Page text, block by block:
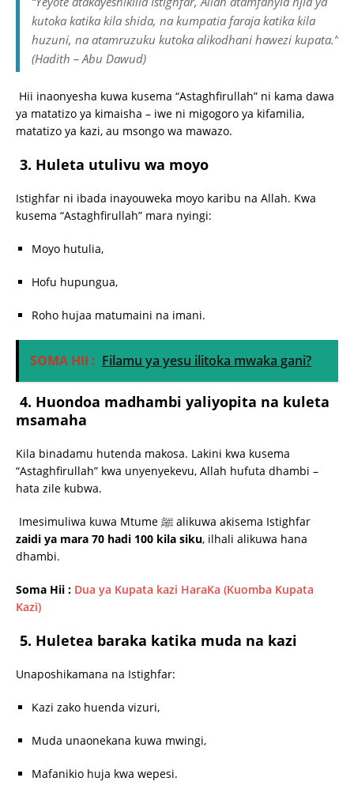
kutoka katika kila shida, na kumpatia faraja katika kila
huzuni, na atamruzuku kutoka alikodhani hawezi kupata.”
(Hadith – Abu Dawud)
Hii inaonyesha kuwa kusema “Astaghfirullah” ni kama dawa
ya matatizo ya kimaisha – iwe ni migogoro ya kifamilia,
matatizo ya kazi, au msongo wa mawazo.
3. Huleta utulivu wa moyo
Istighfar ni ibada inayouweka moyo karibu na Allah. Kwa
kusema “Astaghfirullah” mara nyingi:
Moyo hutulia,
Hofu hupungua,
Roho hujaa matumaini na imani.
SOMA HII : Filamu ya yesu ilitoka mwaka gani?
4. Huondoa madhambi yaliyopita na kuleta
msamaha
Kila binadamu hutenda makosa. Lakini kwa kusema
“Astaghfirullah” kwa unyenyekevu, Allah hufuta dhambi –
hata zile kubwa.
Imesimuliwa kuwa Mtume ﷺ alikuwa akisema Istighfar
zaidi ya mara 70 hadi 100 kila siku, ilhali alikuwa hana
dhambi.
Soma Hii : Dua ya Kupata kazi HaraKa (Kuomba Kupata
Kazi)
5. Huletea baraka katika muda na kazi
Unaposhikamana na Istighfar:
Kazi zako huenda vizuri,
Muda unaonekana kuwa mwingi,
Mafanikio huja kwa wepesi.